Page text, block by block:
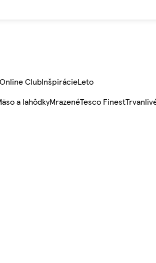
Online ClubInšpirácieLeto
a lahôdkyMrazenéTesco Finest